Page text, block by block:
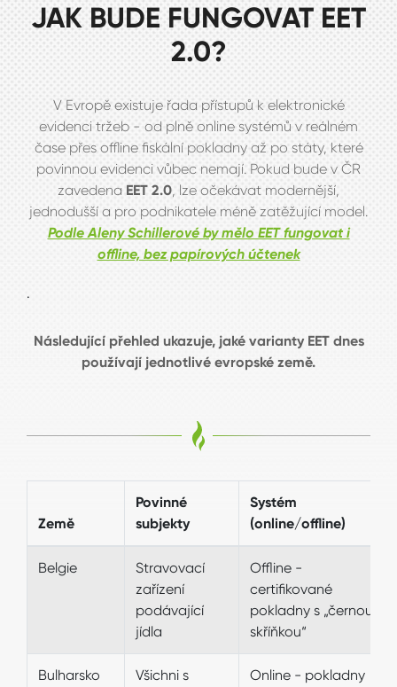
JAK BUDE FUNGOVAT EET
2.0?
V Evropě existuje řada přístupů k elektronické
evidenci tržeb - od plně online systémů v reálném
čase přes offline fiskální pokladny až po státy, které
povinnou evidenci vůbec nemají. Pokud bude v ČR
zavedena EET 2.0, lze očekávat modernější,
jednodušší a pro podnikatele méně zatěžující model.
Podle Aleny Schillerové by mělo EET fungovat i
offline, bez papírových účtenek
.
Následující přehled ukazuje, jaké varianty EET dnes
používají jednotlivé evropské země.
Země
Povinné
subjekty
Systém
(online/offline)
Belgie
Stravovací
zařízení
podávající
jídla
Offline -
certifikované
pokladny s „černou
skříňkou“
Bulharsko
Všichni s
Online - pokladny